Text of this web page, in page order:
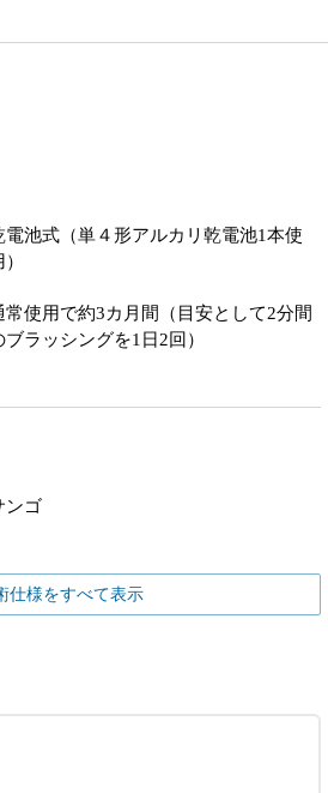
電池式（単４形アルカリ乾電池1本使
常使用で約3カ月間（目安として2分間
ブラッシングを1日2回）
ンゴ
仕様をすべて表示